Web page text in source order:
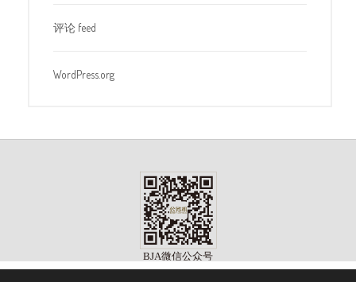
评论 feed
WordPress.org